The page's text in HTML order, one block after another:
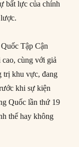
bất lực của chính
Tập Cận
cùng với giả
trị khu vực, đang
khi sự kiện
Quốc lần thứ 19
thế hay không